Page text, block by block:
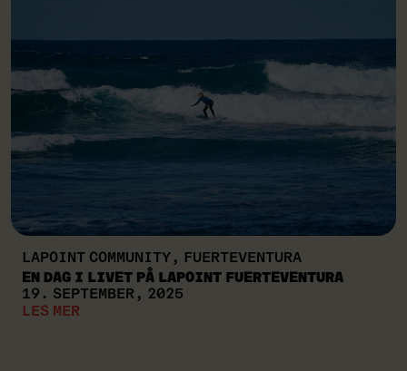
LAPOINT COMMUNITY, FUERTEVENTURA
EN DAG I LIVET PÅ LAPOINT FUERTEVENTURA
19. SEPTEMBER, 2025
LES MER